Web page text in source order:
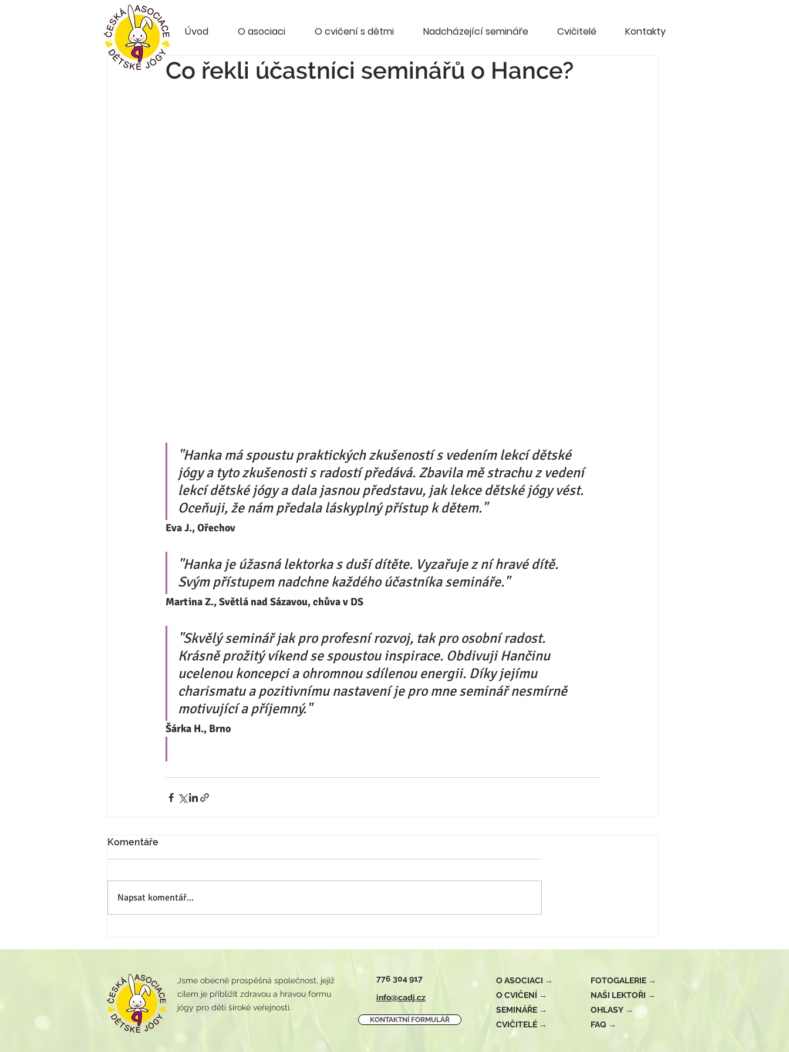
Úvod O asociaci O cvičení s dětmi Nadcházející semináře Cvičitelé Kontakty
Co řekli účastníci seminářů o Hance?
"Hanka má spoustu praktických zkušeností s vedením lekcí dětské
jógy a tyto zkušenosti s radostí předává. Zbavila mě strachu z vedení
lekcí dětské jógy a dala jasnou představu, jak lekce dětské jógy vést.
Oceňuji, že nám předala láskyplný přístup k dětem."
Eva J., Ořechov
"Hanka je úžasná lektorka s duší dítěte. Vyzařuje z ní hravé dítě.
Svým přístupem nadchne každého účastníka semináře."
Martina Z., Světlá nad Sázavou, chůva v DS
"Skvělý seminář jak pro profesní rozvoj, tak pro osobní radost.
Krásně prožitý víkend se spoustou inspirace. Obdivuji Hančinu
ucelenou koncepci a ohromnou sdílenou energii. Díky jejímu
charismatu a pozitivnímu nastavení je pro mne seminář nesmírně
motivující a příjemný."
Šárka H., Brno
Komentáře
Napsat komentář...
Jsme obecně prospěšná společnost, jejíž
cílem je přiblížit zdravou a hravou formu
jógy pro děti široké veřejnosti.
776 304 917
info@cadj.cz
KONTAKTNÍ FORMULÁŘ
O ASOCIACI →
O CVIČENÍ →
SEMINÁŘE →
CVIČITELÉ →
FOTOGALERIE →
NAŠI LEKTOŘI →
OHLASY →
FAQ →